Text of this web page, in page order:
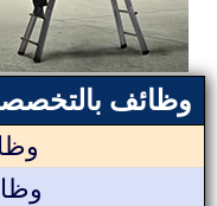
وظائف